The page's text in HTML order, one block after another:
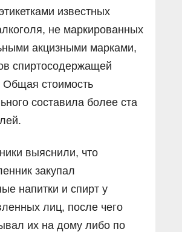
известных
не маркированных
акцизными марками,
спиртосодержащей
Общая стоимость
составила более ста
выяснили, что
закупал
напитки и спирт у
лиц, после чего
их на дому либо по